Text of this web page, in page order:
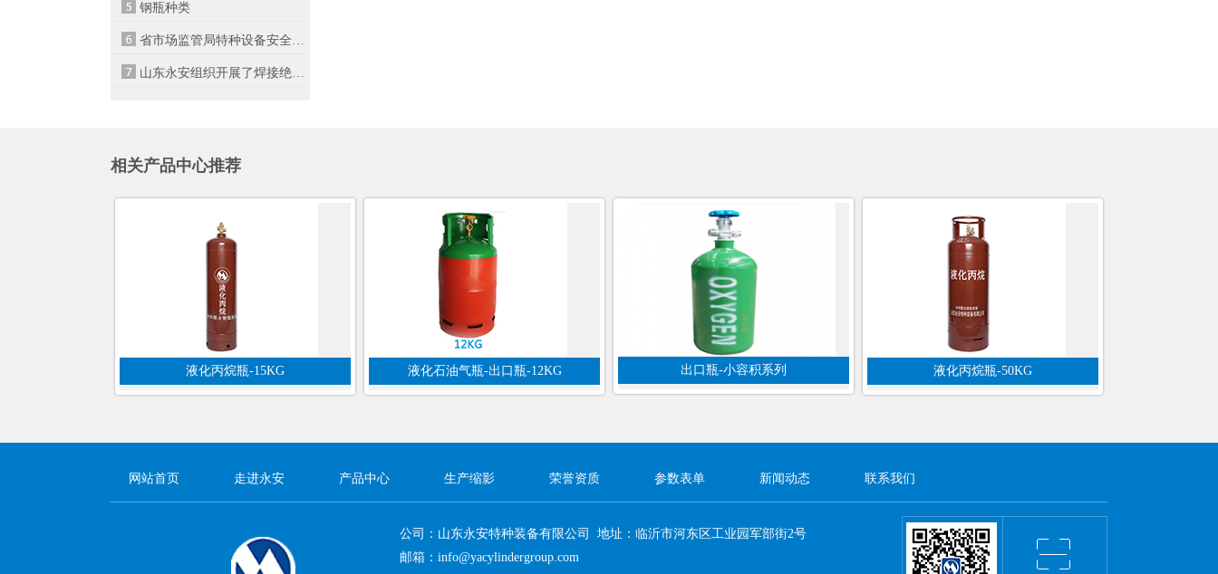
钢瓶种类
省市场监管局特种设备安全督导检查组莅
山东永安组织开展了焊接绝热气瓶专业知
相关产品中心推荐
液化丙烷瓶-15KG 液化石油气瓶-出口瓶-12KG 出口瓶-小容积系列 液化丙烷瓶-50KG
网站首页 走进永安 产品中心 生产缩影 荣誉资质 参数表单 新闻动态 联系我们
公司：山东永安特种装备有限公司 地址：临沂市河东区工业园军部街2号
邮箱：info@yacylindergroup.com